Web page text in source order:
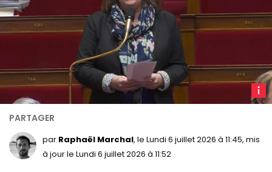
par Raphaël Marchal, le Lundi 6 juillet 2026 à 11:45, mis
à jour le Lundi 6 juillet 2026 à 11:52